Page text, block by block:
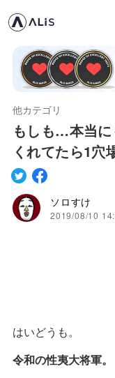
他カテゴリ
もしも…本当
くれてたら1穴
ソロすけ
2019/08/10
はいどうも。
令和の性夷大将軍。